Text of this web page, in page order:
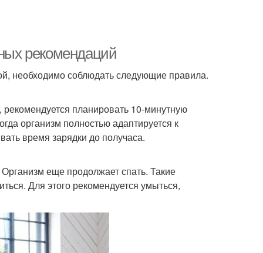
рекомендаций
необходимо соблюдать следующие правила.
планировать 10-минутную
организм полностью адаптируется к
время зарядки до получаса.
еще продолжает спать. Такие
Для этого рекомендуется умыться,